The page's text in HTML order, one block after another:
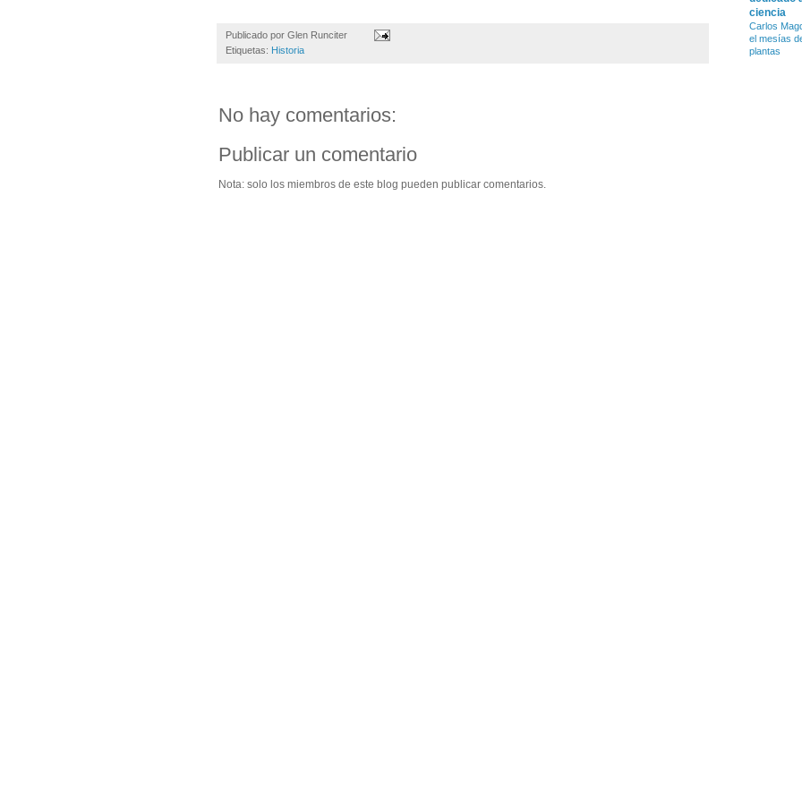
Publicado por Glen Runciter
Etiquetas: Historia
No hay comentarios:
Publicar un comentario
Nota: solo los miembros de este blog pueden publicar comentarios.
ciencia
Carlos
el mesías
plantas